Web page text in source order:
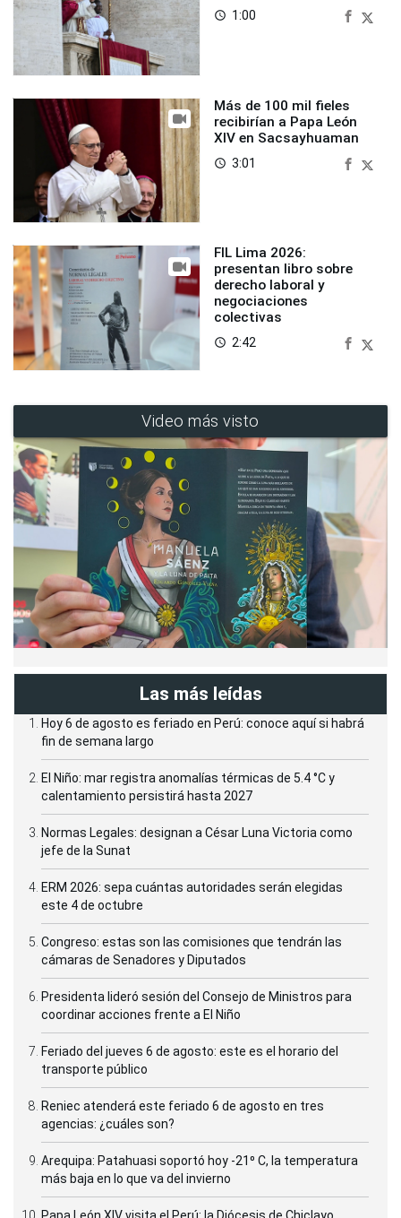
access_time 1:00
Más de 100 mil fieles
recibirían a Papa León
XIV en Sacsayhuaman
access_time 3:01
FIL Lima 2026:
presentan libro sobre
derecho laboral y
negociaciones
colectivas
access_time 2:42
Video más visto
Las más leídas
Hoy 6 de agosto es feriado en Perú: conoce aquí si habrá
fin de semana largo
El Niño: mar registra anomalías térmicas de 5.4 °C y
calentamiento persistirá hasta 2027
Normas Legales: designan a César Luna Victoria como
jefe de la Sunat
ERM 2026: sepa cuántas autoridades serán elegidas
este 4 de octubre
Congreso: estas son las comisiones que tendrán las
cámaras de Senadores y Diputados
Presidenta lideró sesión del Consejo de Ministros para
coordinar acciones frente a El Niño
Feriado del jueves 6 de agosto: este es el horario del
transporte público
Reniec atenderá este feriado 6 de agosto en tres
agencias: ¿cuáles son?
Arequipa: Patahuasi soportó hoy -21⁰ C, la temperatura
más baja en lo que va del invierno
Papa León XIV visita el Perú: la Diócesis de Chiclayo